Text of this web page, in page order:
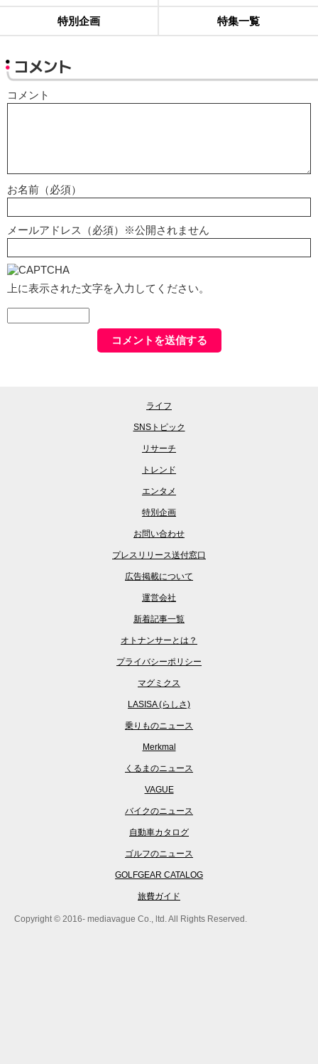
特別企画 特集一覧
コメント
コメント
お名前（必須）
メールアドレス（必須）※公開されません
上に表示された文字を入力してください。
ライフ
SNSトピック
リサーチ
トレンド
エンタメ
特別企画
お問い合わせ
プレスリリース送付窓口
広告掲載について
運営会社
新着記事一覧
オトナンサーとは？
プライバシーポリシー
マグミクス
LASISA (らしさ)
乗りものニュース
Merkmal
くるまのニュース
VAGUE
バイクのニュース
自動車カタログ
ゴルフのニュース
GOLFGEAR CATALOG
旅費ガイド
Copyright © 2016- mediavague Co., ltd. All Rights Reserved.